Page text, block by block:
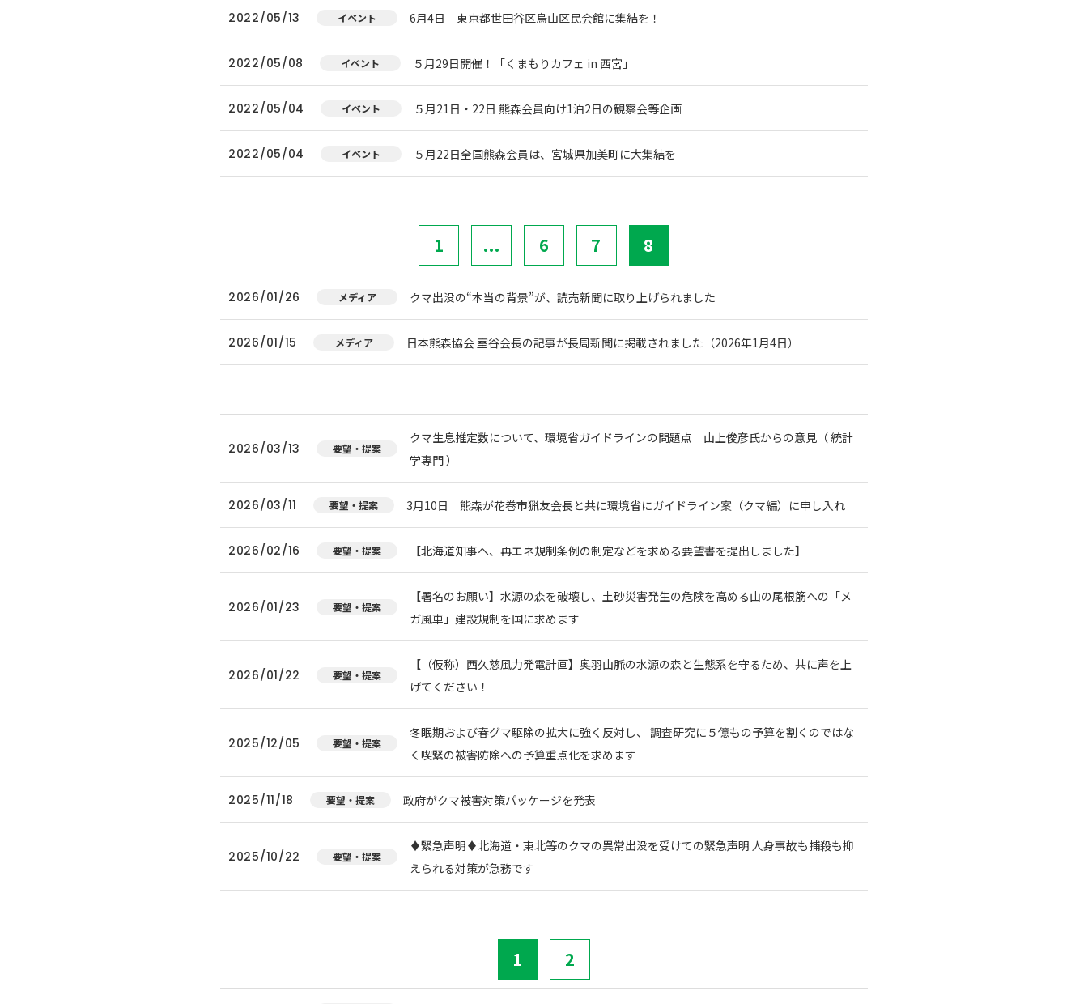
2022/05/13 イベント 6月4日 東京都世田谷区烏山区民会館に集結を！
2022/05/08 イベント ５月29日開催！「くまもりカフェ in 西宮」
2022/05/04 イベント ５月21日・22日 熊森会員向け1泊2日の観察会等企画
2022/05/04 イベント ５月22日全国熊森会員は、宮城県加美町に大集結を
1 ... 6 7 8
2026/01/26 メディア クマ出没の“本当の背景”が、読売新聞に取り上げられました
2026/01/15 メディア 日本熊森協会 室谷会長の記事が長周新聞に掲載されました（2026年1月4日）
2026/03/13 要望・提案
クマ生息推定数について、環境省ガイドラインの問題点 山上俊彦氏からの意見（ 統計
学専門 ）
2026/03/11 要望・提案 3月10日 熊森が花巻市猟友会長と共に環境省にガイドライン案（クマ編）に申し入れ
2026/02/16 要望・提案 【北海道知事へ、再エネ規制条例の制定などを求める要望書を提出しました】
2026/01/23 要望・提案
【署名のお願い】水源の森を破壊し、土砂災害発生の危険を高める山の尾根筋への「メ
ガ風車」建設規制を国に求めます
2026/01/22 要望・提案
【（仮称）西久慈風力発電計画】奥羽山脈の水源の森と生態系を守るため、共に声を上
げてください！
2025/12/05 要望・提案
冬眠期および春グマ駆除の拡大に強く反対し、 調査研究に５億もの予算を割くのではな
く喫緊の被害防除への予算重点化を求めます
2025/11/18 要望・提案 政府がクマ被害対策パッケージを発表
2025/10/22 要望・提案
♦️緊急声明♦️北海道・東北等のクマの異常出没を受けての緊急声明 人身事故も捕殺も抑
えられる対策が急務です
1 2